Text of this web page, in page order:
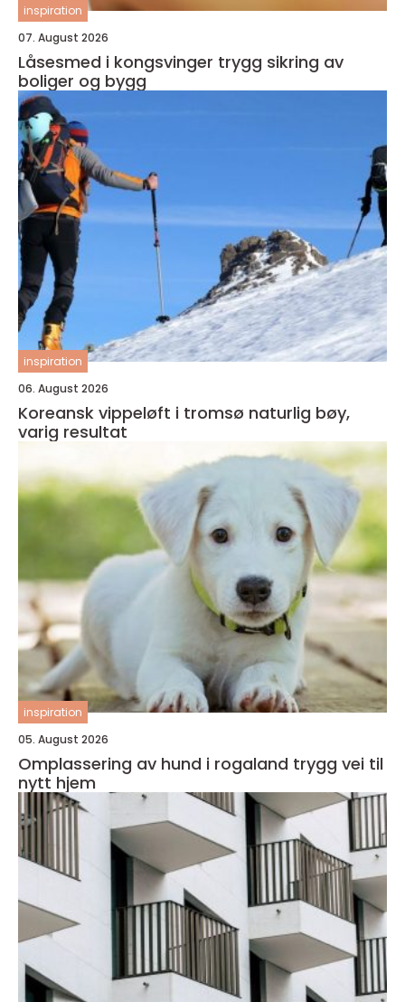
inspiration
07. August 2026
Låsesmed i kongsvinger trygg sikring av
boliger og bygg
inspiration
06. August 2026
Koreansk vippeløft i tromsø naturlig bøy,
varig resultat
inspiration
05. August 2026
Omplassering av hund i rogaland trygg vei til
nytt hjem